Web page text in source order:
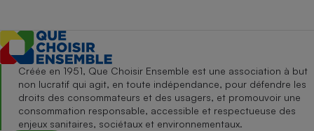
Créée en 1951, Que Choisir Ensemble est une association à but
non lucratif qui agit, en toute indépendance, pour défendre les
droits des consommateurs et des usagers, et promouvoir une
consommation responsable, accessible et respectueuse des
enjeux sanitaires, sociétaux et environnementaux.